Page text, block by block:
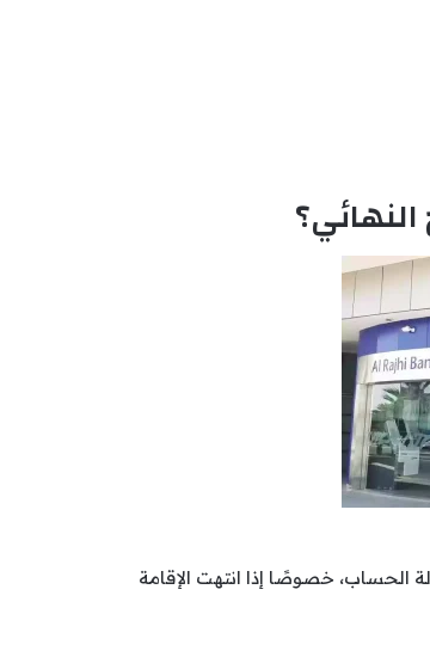
الحساب، خصوصًا إذا انتهت الإقامة